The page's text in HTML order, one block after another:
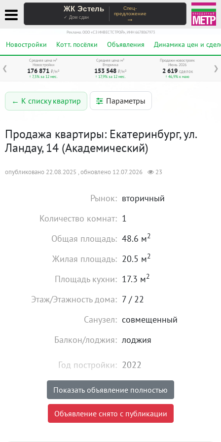
ЖК Эстель
✓ Дом сдан
Спец-
предложение
→
Реклама. ООО «СЗ ИНВЕСТСТРОЙ», ИНН 6678067973
Новостройки Котт. посёлки Объявления Динамика цен и
❮ ❯
Средняя цена м²
Новостройки
176 871 ₽/м²
↑ 7,5% за 12 мес.
Средняя цена м²
Вторичка
153 548 ₽/м²
↑ 17,9% за 12 мес.
Продажи новостроек
Июнь 2026
2 619 сделок
↑ 46,9% к маю
← К списку квартир Параметры
Продажа квартиры: Екатеринбург, ул.
Ландау, 14 (Академический)
опубликовано 22.08.2025 , обновлено 12.07.2026 23
Рынок: вторичный
Количество комнат: 1
Общая площадь: 48.6 м2
Жилая площадь: 20.5 м2
Площадь кухни: 17.3 м2
Этаж/Этажность дома: 7 / 22
Санузел: совмещенный
Балкон/лоджия: лоджия
Год постройки: 2022
Высота потолков:
Состояние: идеальное
Показать объявление полностью
Объявление снято с публикации